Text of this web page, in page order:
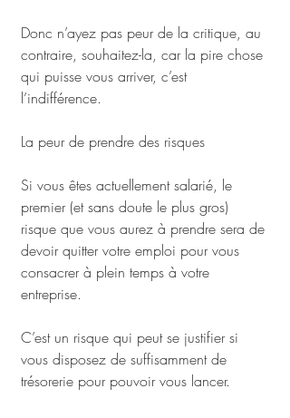
Donc n’ayez pas peur de la critique, au
contraire, souhaitez-la, car la pire chose
qui puisse vous arriver, c’est
l’indifférence.
La peur de prendre des risques
Si vous êtes actuellement salarié, le
premier (et sans doute le plus gros)
risque que vous aurez à prendre sera de
devoir quitter votre emploi pour vous
consacrer à plein temps à votre
entreprise.
C’est un risque qui peut se justifier si
vous disposez de suffisamment de
trésorerie pour pouvoir vous lancer.